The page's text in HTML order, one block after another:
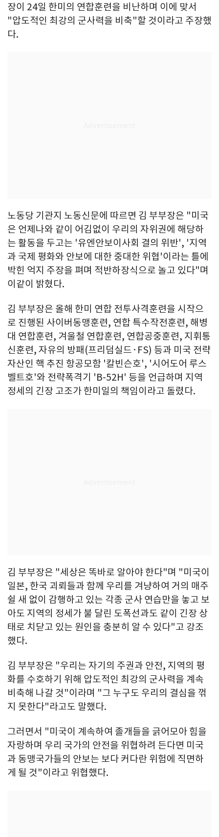
장이 24일 한미의 연합훈련을 비난하며 이에 맞서
"압도적인 최강의 군사력을 비축"할 것이라고 주장했
다.
노동당 기관지 노동신문에 따르면 김 부부장은 "미국
은 언제나와 같이 어김없이 우리의 자위권에 해당하
는 활동을 두고는 '유엔안보이사회 결의 위반', '지역
과 국제 평화와 안보에 대한 중대한 위협'이라는 틀에
박힌 억지 주장을 펴며 적반하장식으로 놀고 있다"며
이같이 밝혔다.
김 부부장은 올해 한미 연합 전투사격훈련을 시작으
로 진행된 사이버동맹훈련, 연합 특수작전훈련, 해병
대 연합훈련, 겨울철 연합훈련, 연합공중훈련, 지휘통
신훈련, 자유의 방패(프리덤실드·FS) 등과 미국 전략
자산인 핵 추진 항공모함 '칼빈슨호', '시어도어 루스
벨트호'와 전략폭격기 'B-52H' 등을 언급하며 지역
정세의 긴장 고조가 한미일의 책임이라고 돌렸다.
김 부부장은 "세상은 똑바로 알아야 한다"며 "미국이
일본, 한국 괴뢰들과 함께 우리를 겨냥하여 거의 매주
쉴 새 없이 감행하고 있는 각종 군사 연습만을 놓고 보
아도 지역의 정세가 불 달린 도폭선과도 같이 긴장 상
태로 치닫고 있는 원인을 충분히 알 수 있다"고 강조
했다.
김 부부장은 "우리는 자기의 주권과 안전, 지역의 평
화를 수호하기 위해 압도적인 최강의 군사력을 계속
비축해 나갈 것"이라며 "그 누구도 우리의 결심을 꺾
지 못한다"라고도 말했다.
그러면서 "미국이 계속하여 졸개들을 긁어모아 힘을
자랑하며 우리 국가의 안전을 위협하려 든다면 미국
과 동맹국가들의 안보는 보다 커다란 위험에 직면하
게 될 것"이라고 위협했다.